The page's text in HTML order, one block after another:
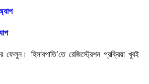
ফেলুন। হিসাবপাতি’তে রেজিস্ট্রেশন প্রক্রিয়া খুবই